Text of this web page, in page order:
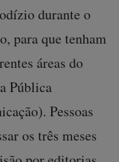
durante o
para que tenham
áreas do
Pública
Pessoas
os três meses